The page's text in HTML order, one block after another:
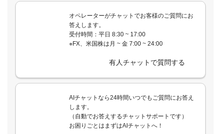
オペレーターがチャットでお客様のご質問にお
答えします。
受付時間：平日 8:30 ~ 17:00
※FX、米国株は月 ~ 金 7:00 ~ 24:00
有人チャットで質問する
AIチャットなら24時間いつでもご質問にお答え
します。
（自動でお答えするチャットサポートです）
お困りごとはまずはAIチャットへ！